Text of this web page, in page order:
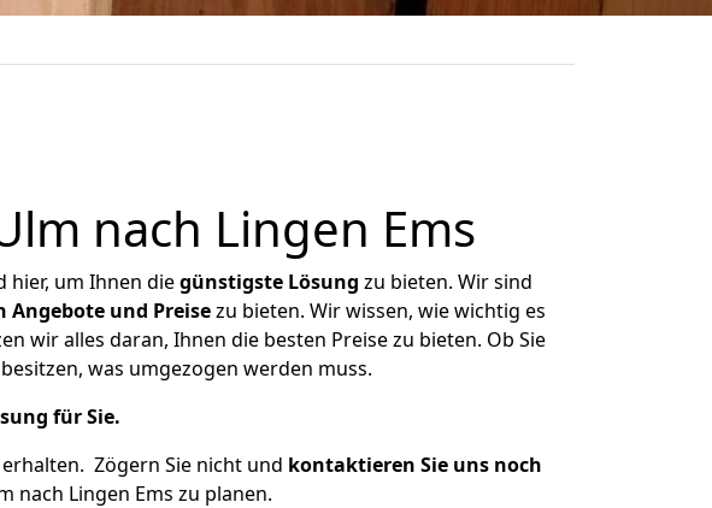
nach Lingen Ems
hier, um Ihnen diegünstigste Lösung zu bieten. Wir sind
Angebote und Preisezu bieten. Wir wissen, wie wichtig es
wir alles daran, Ihnen die besten Preise zu bieten. Ob Sie
was umgezogen werden muss.
für Sie.
Zögern Sie nicht und kontaktieren Sie uns noch
nach Lingen Ems zu planen.